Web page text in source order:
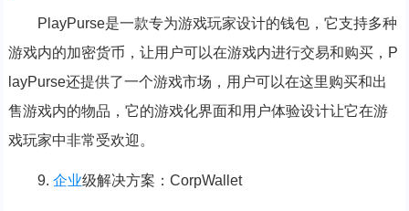
PlayPurse是一款专为游戏玩家设计的钱包，它支持多种
游戏内的加密货币，让用户可以在游戏内进行交易和购买，P
layPurse还提供了一个游戏市场，用户可以在这里购买和出
售游戏内的物品，它的游戏化界面和用户体验设计让它在游
戏玩家中非常受欢迎。
9. 企业级解决方案：CorpWallet